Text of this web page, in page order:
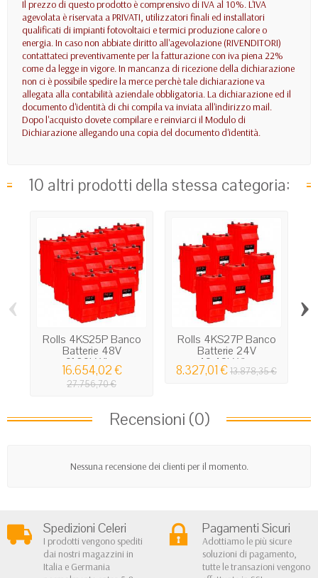
Il prezzo di questo prodotto è comprensivo di IVA al 10%. L'IVA
agevolata è riservata a PRIVATI, utilizzatori finali ed installatori
qualificati di impianti fotovoltaici e termici produzione calore o
energia. In caso non abbiate diritto all'agevolazione (RIVENDITORI)
contattateci preventivamente per la fatturazione con iva piena 22%
come da legge in vigore. In mancanza di ricezione della dichiarazione
non ci è possibile spedire la merce perchè tale dichiarazione va
allegata alla contabilità aziendale obbligatoria. La dichiarazione ed il
documento d'identità di chi compila va inviata all'indirizzo mail.
Dopo l'acquisto dovete compilare e reinviarci il Modulo di
Dichiarazione allegando una copia del documento d'identità.
10 altri prodotti della stessa categoria:
Rolls 4KS25P Banco
Batterie 48V
91.39kWh...
16.654,02 €
27.756,70 €
Rolls 4KS27P Banco
Batterie 24V
49.42kWh...
8.327,01 €13.878,35 €
‹ ›
Recensioni (0)
Nessuna recensione dei clienti per il momento.
Spedizioni Celeri
I prodotti vengono spediti
dai nostri magazzini in
Italia e Germania
Pagamenti Sicuri
Adottiamo le più sicure
soluzioni di pagamento,
tutte le transazioni vengono